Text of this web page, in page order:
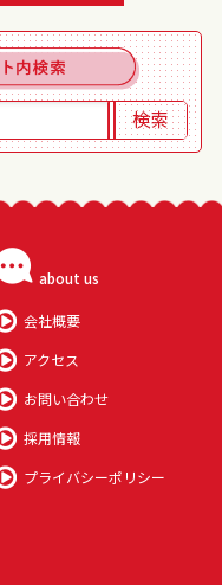
about us
会社概要
アクセス
お問い合わせ
採用情報
プライバシーポリシー